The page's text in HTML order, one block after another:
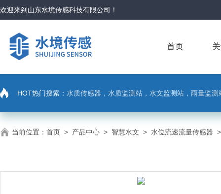
欢迎来到 山东水境传感科技有限公司 ！
首页
HOT热门搜索： 水质传感器，水质监测站，水文监测站，雨量监
当前位置： 首页 > 产品中心 > 智慧水文 > 水位流速流量传感器